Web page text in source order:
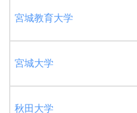
宮城教育大学
宮城大学
秋田大学